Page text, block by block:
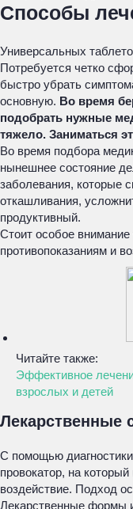
Способы
Универсальных
Потребуется четко
быстро убрать
основную. Во время
подобрать нужные
тяжело. Заниматься
Во время подбора
нынешнее состояние
заболевания, которые
откашливания,
продуктивный.
Стоит особое
противопоказаниям и
Читайте также:
Эффективное
взрослых и детей
Лекарственные
С помощью
провокатор, на
воздействие. Подход
Лекарственные формы